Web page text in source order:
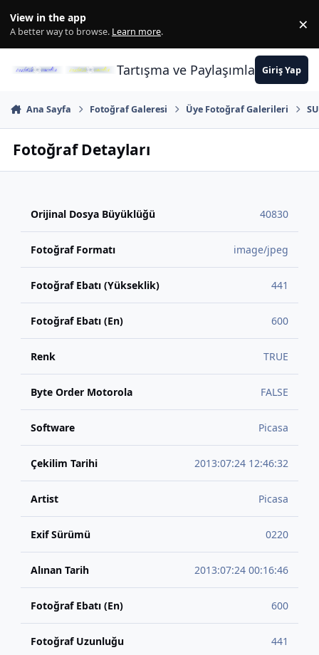
View in the app
A better way to browse. Learn more. ×
Tartışma ve PaylaşımlarınGiriş Yap
Ana Sayfa Fotoğraf Galeresi Üye Fotoğraf Galerileri
Fotoğraf Detayları
Orijinal Dosya Büyüklüğü 40830
Fotoğraf Formatı image/jpeg
Fotoğraf Ebatı (Yükseklik) 441
Fotoğraf Ebatı (En) 600
Renk TRUE
Byte Order Motorola FALSE
Software Picasa
Çekilim Tarihi 2013:07:24 12:46:32
Artist Picasa
Exif Sürümü 0220
Alınan Tarih 2013:07:24 00:16:46
Fotoğraf Ebatı (En) 600
Fotoğraf Uzunluğu 441